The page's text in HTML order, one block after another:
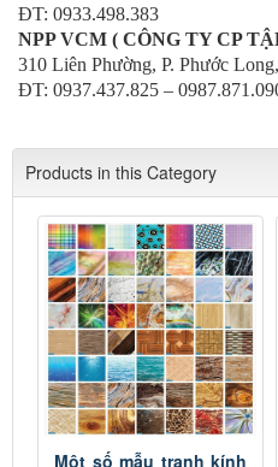
ĐT: 0933.498.383
NPP VCM ( CÔNG TY CP
310 Liên Phường, P. Phước
ĐT: 0937.437.825 –
Products in this Category
Một số mẫu tranh kính